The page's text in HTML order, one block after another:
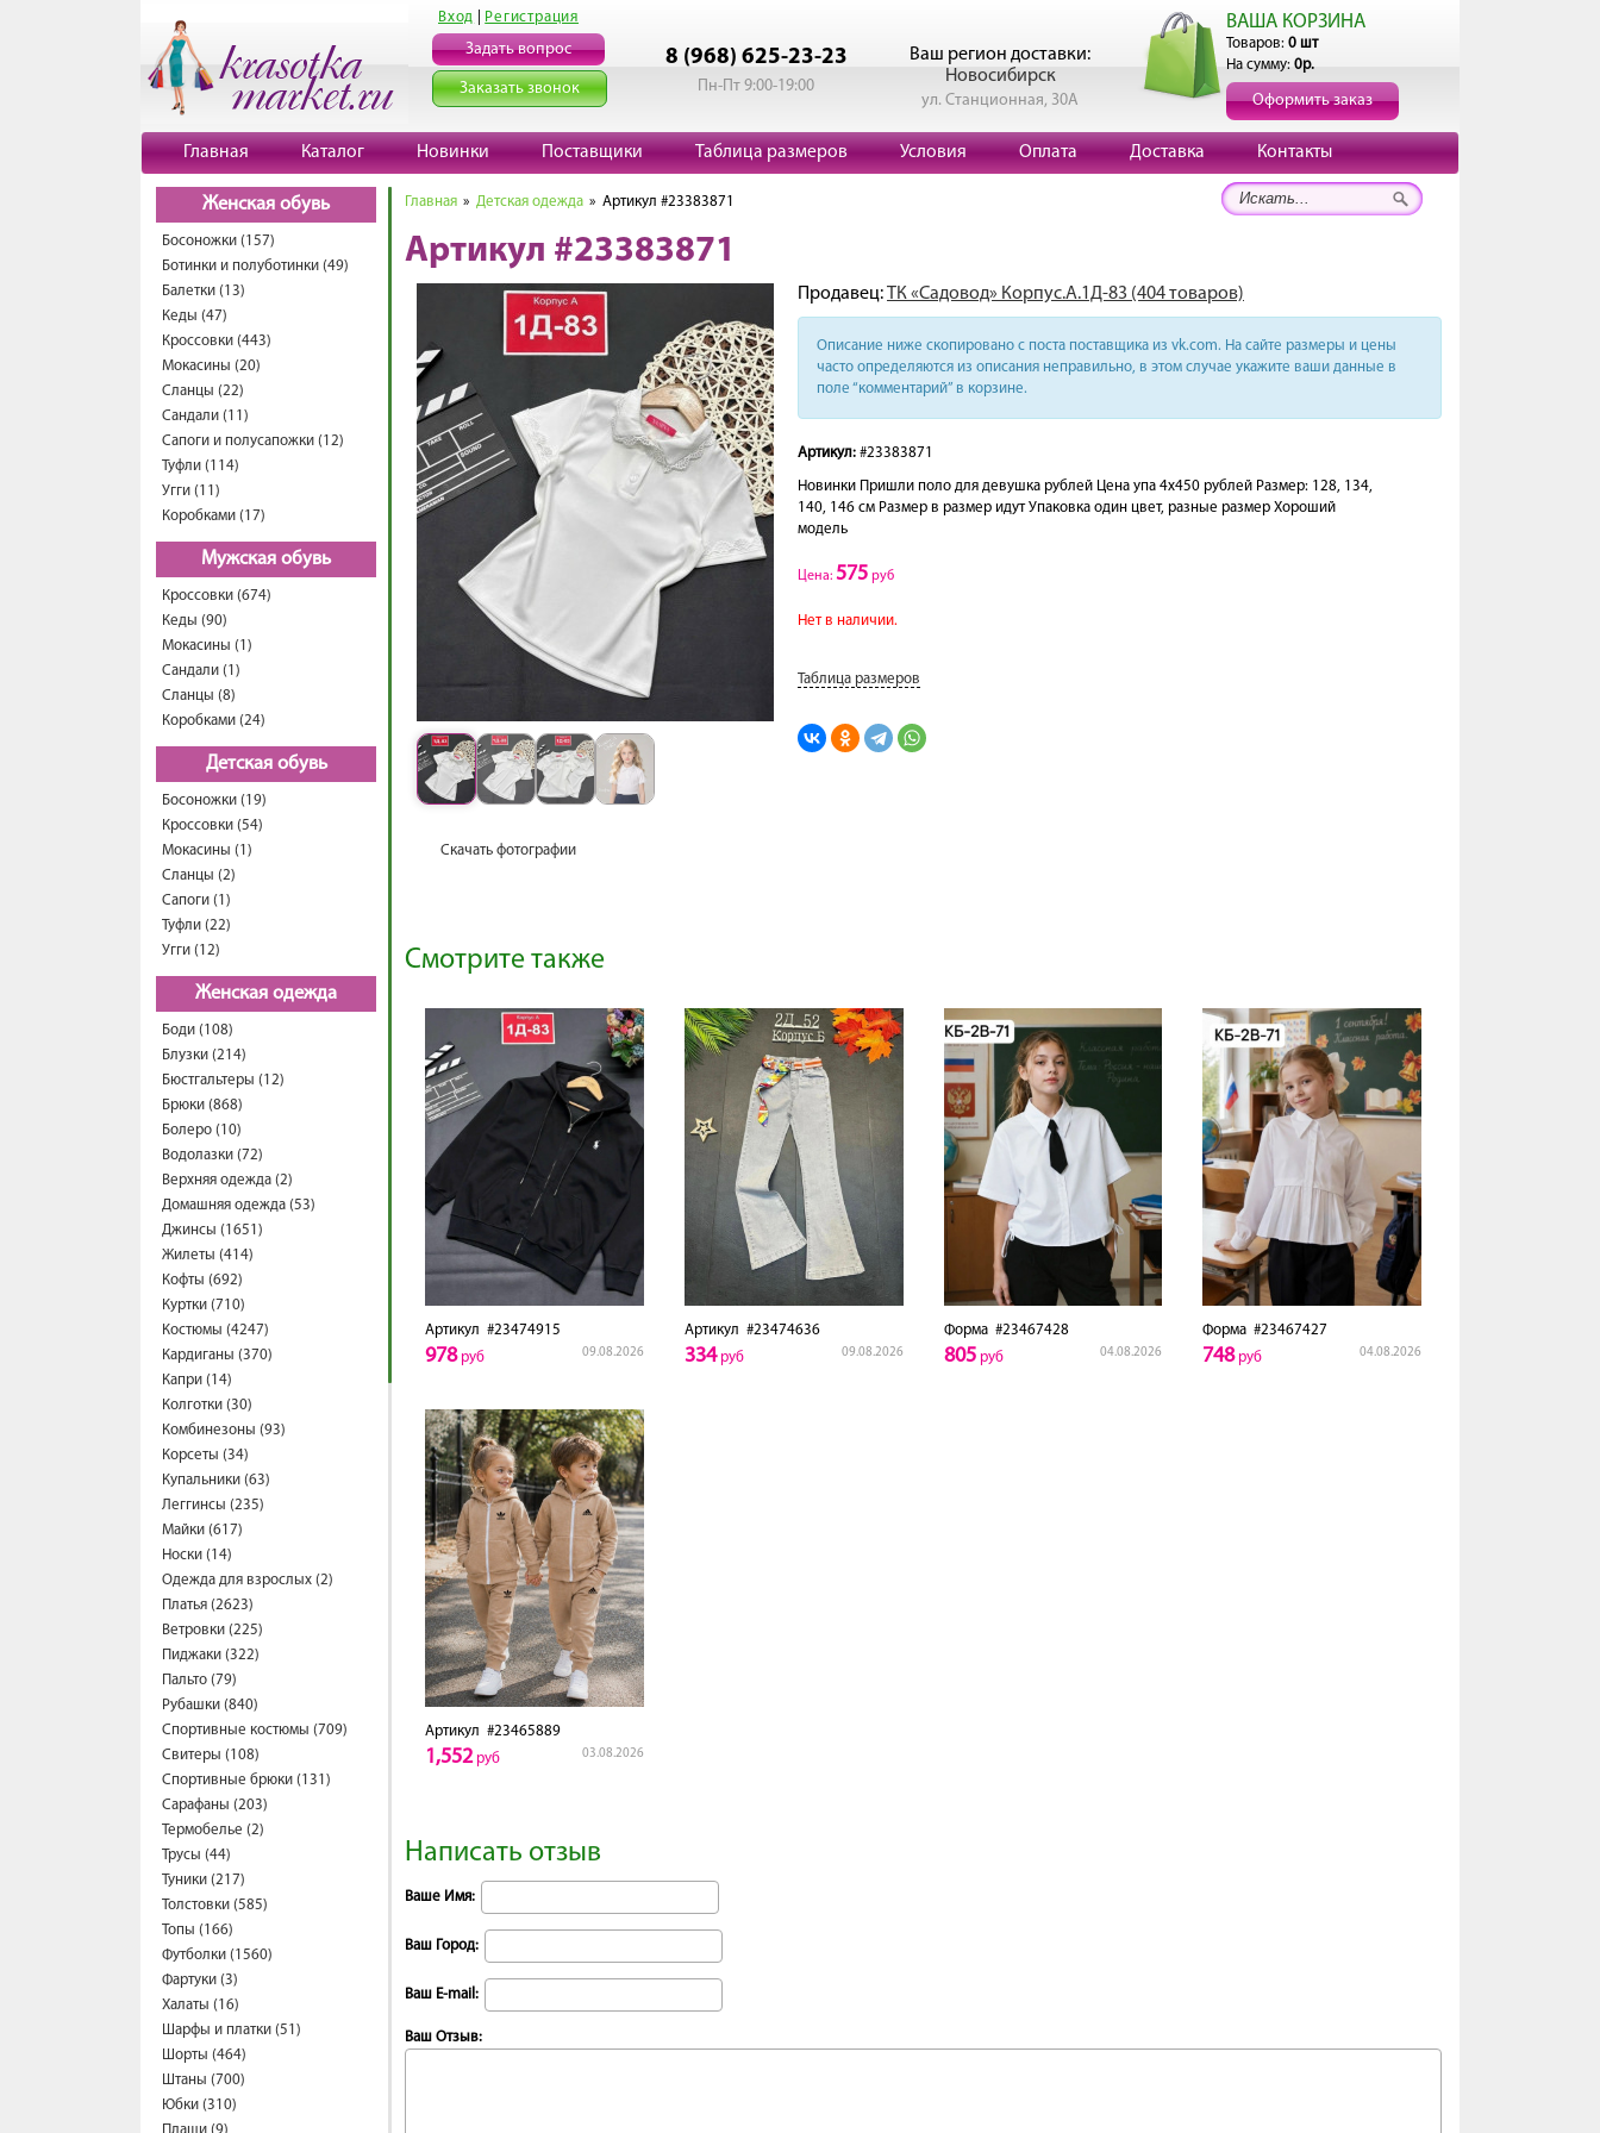
Вход Регистрация
Задать вопрос
Заказать звонок
8 (968) 625-23-23
Пн-Пт 9:00-19:00
Ваш регион доставки:
Новосибирск
ул. Станционная, 30А
ВАША КОРЗИНА
Товаров: 0 шт
На сумму: 0р.
Оформить заказ
Главная Каталог Новинки Поставщики Таблица размеров Условия Оплата Доставка Контакты
Женская обувь
Босоножки (157)
Ботинки и полуботинки (49)
Балетки (13)
Кеды (47)
Кроссовки (443)
Мокасины (20)
Сланцы (22)
Сандали (11)
Сапоги и полусапожки (12)
Туфли (114)
Угги (11)
Коробками (17)
Мужская обувь
Кроссовки (674)
Кеды (90)
Мокасины (1)
Сандали (1)
Сланцы (8)
Коробками (24)
Детская обувь
Босоножки (19)
Кроссовки (54)
Мокасины (1)
Сланцы (2)
Сапоги (1)
Туфли (22)
Угги (12)
Женская одежда
Боди (108)
Блузки (214)
Бюстгальтеры (12)
Брюки (868)
Болеро (10)
Водолазки (72)
Верхняя одежда (2)
Домашняя одежда (53)
Джинсы (1651)
Жилеты (414)
Кофты (692)
Куртки (710)
Костюмы (4247)
Кардиганы (370)
Капри (14)
Колготки (30)
Комбинезоны (93)
Корсеты (34)
Купальники (63)
Леггинсы (235)
Майки (617)
Носки (14)
Одежда для взрослых (2)
Платья (2623)
Ветровки (225)
Пиджаки (322)
Пальто (79)
Рубашки (840)
Спортивные костюмы (709)
Свитеры (108)
Спортивные брюки (131)
Сарафаны (203)
Термобелье (2)
Трусы (44)
Туники (217)
Толстовки (585)
Топы (166)
Футболки (1560)
Фартуки (3)
Халаты (16)
Шарфы и платки (51)
Шорты (464)
Штаны (700)
Юбки (310)
Главная » Детская одежда » Артикул #23383871
Артикул #23383871
Скачать фотографии
Продавец:ТК «Садовод» Корпус.А.1Д-83 (404 товаров)
Описание ниже скопировано с поста поставщика из vk.com. На сайте размеры и цены
часто определяются из описания неправильно, в этом случае укажите ваши данные в
поле “комментарий” в корзине.
Артикул: #23383871
Новинки Пришли поло для девушка рублей Цена упа 4х450 рублей Размер: 128, 134,
140, 146 см Размер в размер идут Упаковка один цвет, разные размер Хороший
модель
Цена: 575 руб
Нет в наличии.
Таблица размеров
Смотрите также
Артикул #23474915
09.08.2026
978руб
Артикул #23474636
09.08.2026
334руб
Форма#23467428
04.08.2026
805руб
Форма #23467427
04.08.2026
748руб
Артикул #23465889
03.08.2026
1,552руб
Написать отзыв
Ваше Имя:
Ваш Город:
Ваш E-mail:
Ваш Отзыв: